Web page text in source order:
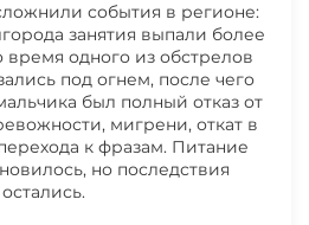
события в регионе:
занятия выпали более
время одного из обстрелов
под огнем, после чего
был полный отказ от
мигрени, откат в
к фразам. Питание
но последствия
остались.